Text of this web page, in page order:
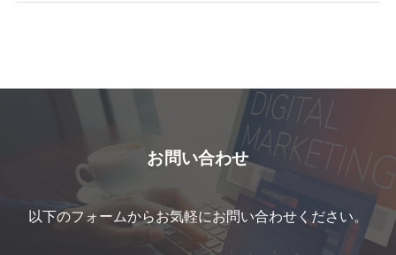
お問い合わせ
以下のフォームからお気軽にお問い合わせください。